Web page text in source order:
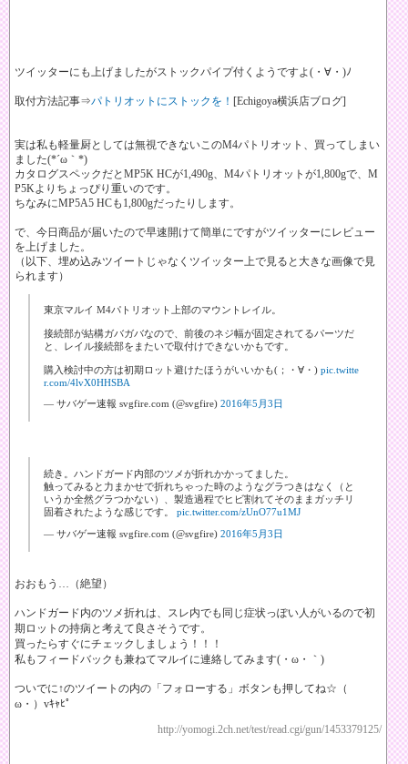
ツイッターにも上げましたがストックパイプ付くようですよ(・∀・)ﾉ
取付方法記事⇒パトリオットにストックを！ [Echigoya横浜店ブログ]
実は私も軽量厨としては無視できないこのM4パトリオット、買ってしまい
ました(*´ω｀*)
カタログスペックだとMP5K HCが1,490g、M4パトリオットが1,800gで、M
P5Kよりちょっぴり重いのです。
ちなみにMP5A5 HCも1,800gだったりします。
で、今日商品が届いたので早速開けて簡単にですがツイッターにレビュー
を上げました。
（以下、埋め込みツイートじゃなくツイッター上で見ると大きな画像で見
られます）
東京マルイ M4パトリオット上部のマウントレイル。
接続部が結構ガバガバなので、前後のネジ幅が固定されてるパーツだ
と、レイル接続部をまたいで取付けできないかもです。
購入検討中の方は初期ロット避けたほうがいいかも(；・∀・) pic.twitte
r.com/4lvX0HHSBA
— サバゲー速報 svgfire.com (@svgfire) 2016年5月3日
続き。ハンドガード内部のツメが折れかかってました。
触ってみると力まかせで折れちゃった時のようなグラつきはなく（と
いうか全然グラつかない）、製造過程でヒビ割れてそのままガッチリ
固着されたような感じです。 pic.twitter.com/zUnO77u1MJ
— サバゲー速報 svgfire.com (@svgfire) 2016年5月3日
おおもう…（絶望）
ハンドガード内のツメ折れは、スレ内でも同じ症状っぽい人がいるので初
期ロットの持病と考えて良さそうです。
買ったらすぐにチェックしましょう！！！
私もフィードバックも兼ねてマルイに連絡してみます(・ω・｀)
ついでに↑のツイートの内の「フォローする」ボタンも押してね☆（ゝ
ω・）vｷｬﾋﾟ
http://yomogi.2ch.net/test/read.cgi/gun/1453379125/